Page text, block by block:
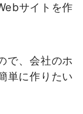
サイトを作
で、会社のホ
単に作りたい